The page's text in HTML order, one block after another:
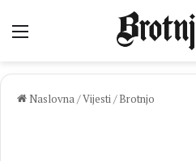
Izbornik
Naslovna/Vijesti/ Brotnjo